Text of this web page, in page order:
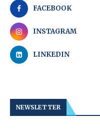
FACEBOOK
INSTAGRAM
LINKEDIN
NEWSLETTER